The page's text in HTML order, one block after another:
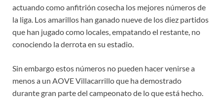
actuando como anfitrión cosecha los mejores números de
la liga. Los amarillos han ganado nueve de los diez partidos
que han jugado como locales, empatando el restante, no
conociendo la derrota en su estadio.
Sin embargo estos números no pueden hacer venirse a
menos a un AOVE Villacarrillo que ha demostrado
durante gran parte del campeonato de lo que está hecho.